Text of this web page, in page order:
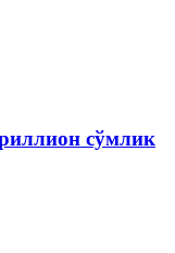
сўмлик